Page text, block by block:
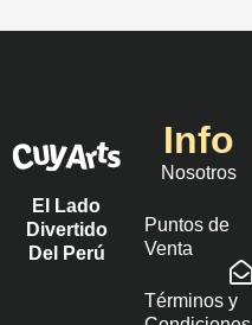
El Lado
Divertido
Del Perú
Info
Nosotros
Puntos de
Venta
Términos y